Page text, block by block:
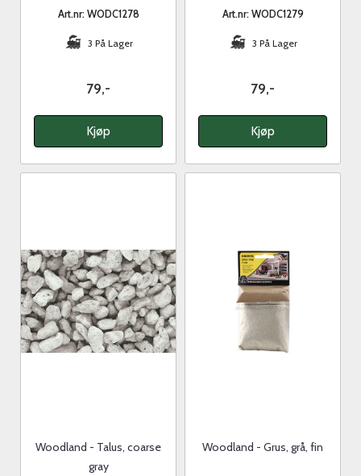
Art.nr: WODC1278
3 På Lager
79,-
Kjøp
Art.nr: WODC1279
3 På Lager
79,-
Kjøp
Woodland - Talus, coarse
gray
Woodland - Grus, grå, fin